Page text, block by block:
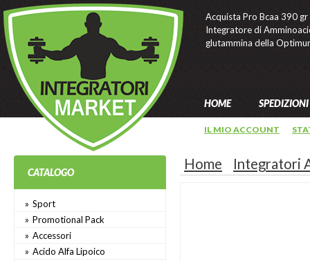
Acquista Pro Bcaa 390
Integratore di
glutammina della
HOME SPEDIZIONI
IL MIO ACCOUNT
CATALOGO
Sport
Promotional Pack
Accessori
Acido Alfa Lipoico
Home Integratori